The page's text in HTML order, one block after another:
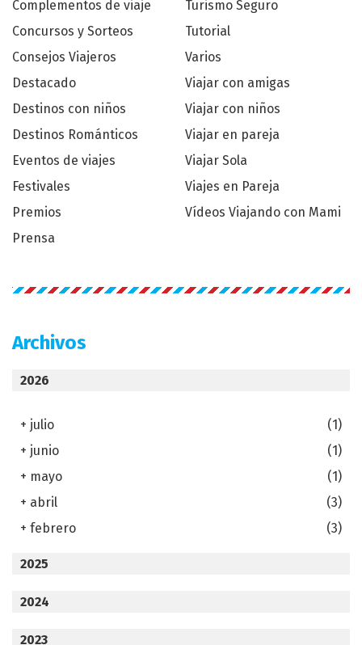
Complementos de viaje
Concursos y Sorteos
Consejos Viajeros
Destacado
Destinos con niños
Destinos Románticos
Eventos de viajes
Festivales
Premios
Prensa
Turismo Seguro
Tutorial
Varios
Viajar con amigas
Viajar con niños
Viajar en pareja
Viajar Sola
Viajes en Pareja
Vídeos Viajando con Mami
Archivos
2026
+ julio
(1)
+ junio
(1)
+ mayo
(1)
+ abril
(3)
+ febrero (3)
2025
2024
2023